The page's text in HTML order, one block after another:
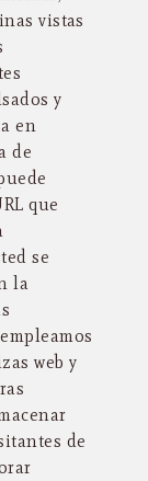
vistas
y
en
de
que
se
la
web y
de